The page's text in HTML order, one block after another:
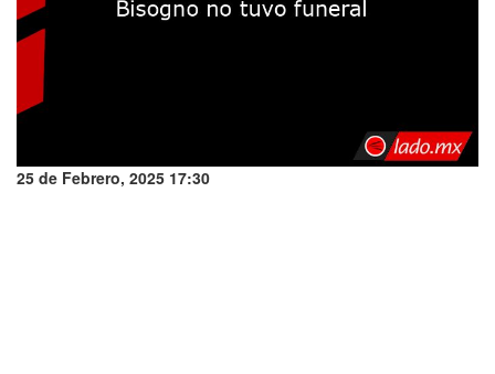
25 de Febrero, 2025 17:30